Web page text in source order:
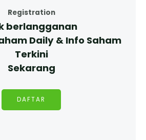
Registration
berlangganan
Daily & Info Saham
Terkini
Sekarang
DAFTAR